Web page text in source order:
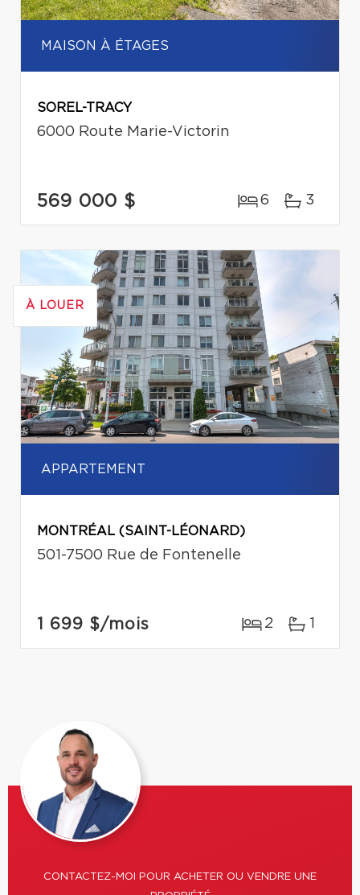
MAISON À ÉTAGES
SOREL-TRACY
6000 Route Marie-Victorin
569 000 $ 6 3
À LOUER
APPARTEMENT
MONTRÉAL (SAINT-LÉONARD)
501-7500 Rue de Fontenelle
1 699 $/mois 2 1
CONTACTEZ-MOI POUR ACHETER OU VENDRE UNE